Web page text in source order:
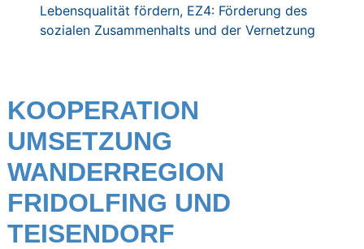
Lebensqualität fördern, EZ4: Förderung des
sozialen Zusammenhalts und der Vernetzung
KOOPERATION
UMSETZUNG
WANDERREGION
FRIDOLFING UND
TEISENDORF